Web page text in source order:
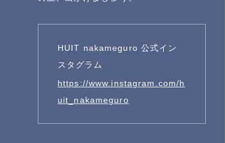
HUIT nakameguro 公式イン
スタグラム
https://www.instagram.com/h
uit_nakameguro